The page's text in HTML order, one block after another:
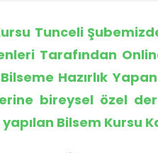
Tunceli
Tarafından
Hazırlık
bireysel özel
yapılan Bilsem Kursu